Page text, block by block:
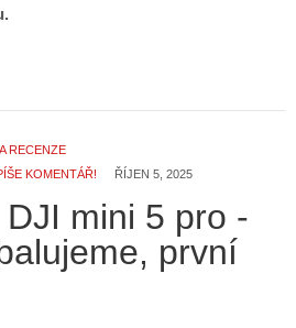
RECENZE
KOMENTÁŘ!
ŘÍJEN 5, 2025
mini 5 pro -
první